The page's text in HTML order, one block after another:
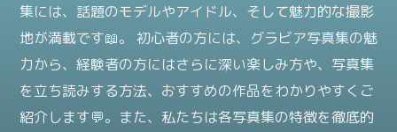
集には、話題のモデルやアイドル、そして魅力的な撮影
地が満載です📖。 初心者の方には、グラビア写真集の魅
力から、経験者の方にはさらに深い楽しみ方や、写真集
を立ち読みする方法、おすすめの作品をわかりやすくご
紹介します💬。また、私たちは各写真集の特徴を徹底的